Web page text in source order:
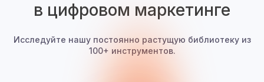
в цифровом маркетинге
Исследуйте нашу постоянно растущую библиотеку из
100+ инструментов.